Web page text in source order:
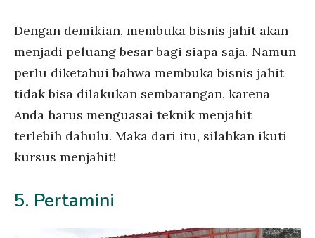
Dengan demikian, membuka bisnis jahit akan
menjadi peluang besar bagi siapa saja. Namun
perlu diketahui bahwa membuka bisnis jahit
tidak bisa dilakukan sembarangan, karena
Anda harus menguasai teknik menjahit
terlebih dahulu. Maka dari itu, silahkan ikuti
kursus menjahit!
5. Pertamini